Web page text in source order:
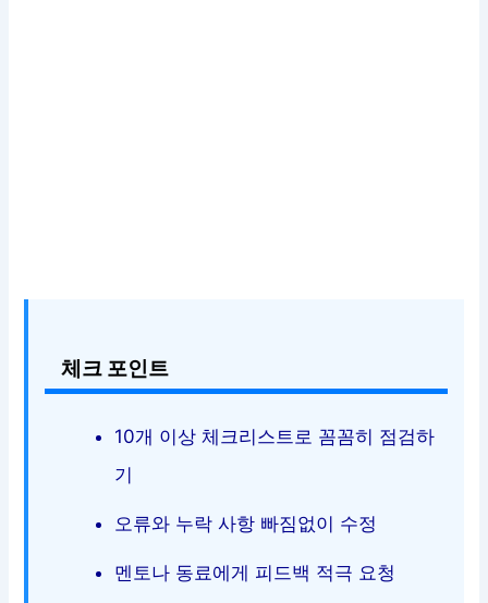
체크 포인트
10개 이상 체크리스트로 꼼꼼히 점검하
기
오류와 누락 사항 빠짐없이 수정
멘토나 동료에게 피드백 적극 요청